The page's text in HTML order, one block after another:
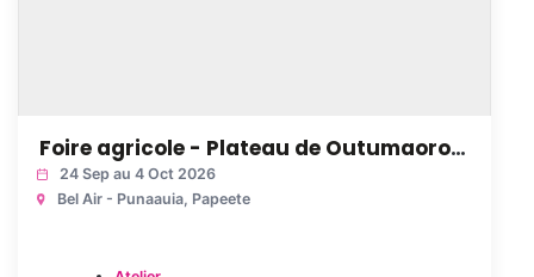
Foire agricole - Plateau de Outumaoro - Punaauia
24 Sep au 4 Oct 2026
Bel Air - Punaauia, Papeete